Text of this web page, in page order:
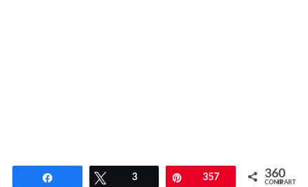
Compartir Twittear
3 Pin357 360
COMPARTIR